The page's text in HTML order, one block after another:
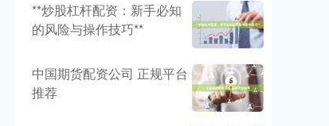
**炒股杠杆配资：新手必知
的风险与操作技巧**
中国期货配资公司 正规平台
推荐